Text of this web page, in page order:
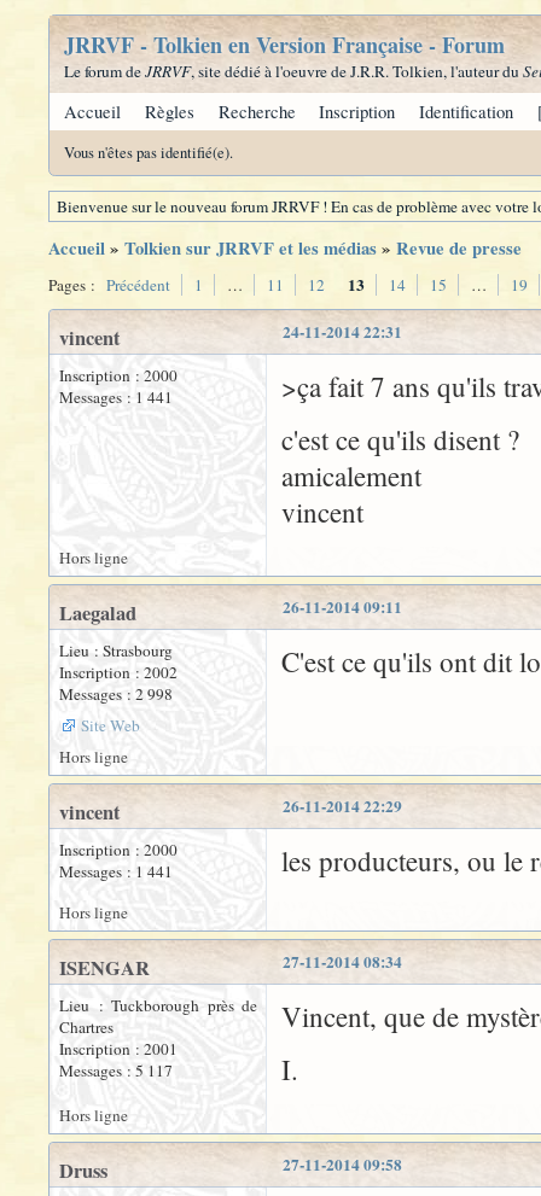
JRRVF - Tolkien en Version Française - Forum
Le forum deJRRVF, site dédié à l'oeuvre de J.R.R. Tolkien, l'auteur du
Accueil Règles Recherche Inscription Identification
Vous n'êtes pas identifié(e).
Bienvenue sur le nouveau forum JRRVF ! En cas de problème avec
Accueil» Tolkien sur JRRVF et les médias» Revue de presse
Pages : Précédent 1 … 11 12 13 14 15 … 19
24-11-2014 22:31
vincent
Inscription : 2000
Messages : 1 441
>ça fait 7 ans qu'ils
c'est ce qu'ils disent ?
amicalement
vincent
Hors ligne
26-11-2014 09:11
Laegalad
Lieu : Strasbourg
Inscription : 2002
Messages : 2 998
Site Web
C'est ce qu'ils ont dit
Hors ligne
26-11-2014 22:29
vincent
Inscription : 2000
Messages : 1 441
les producteurs, ou le
Hors ligne
27-11-2014 08:34
ISENGAR
Lieu : Tuckborough près de
Chartres
Inscription : 2001
Messages : 5 117
Vincent, que de
I.
Hors ligne
27-11-2014 09:58
Druss